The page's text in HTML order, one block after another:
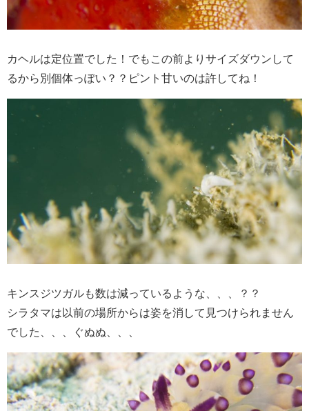
カヘルは定位置でした！でもこの前よりサイズダウンして
るから別個体っぽい？？ピント甘いのは許してね！
キンスジツガルも数は減っているような、、、？？
シラタマは以前の場所からは姿を消して見つけられません
でした、、、ぐぬぬ、、、